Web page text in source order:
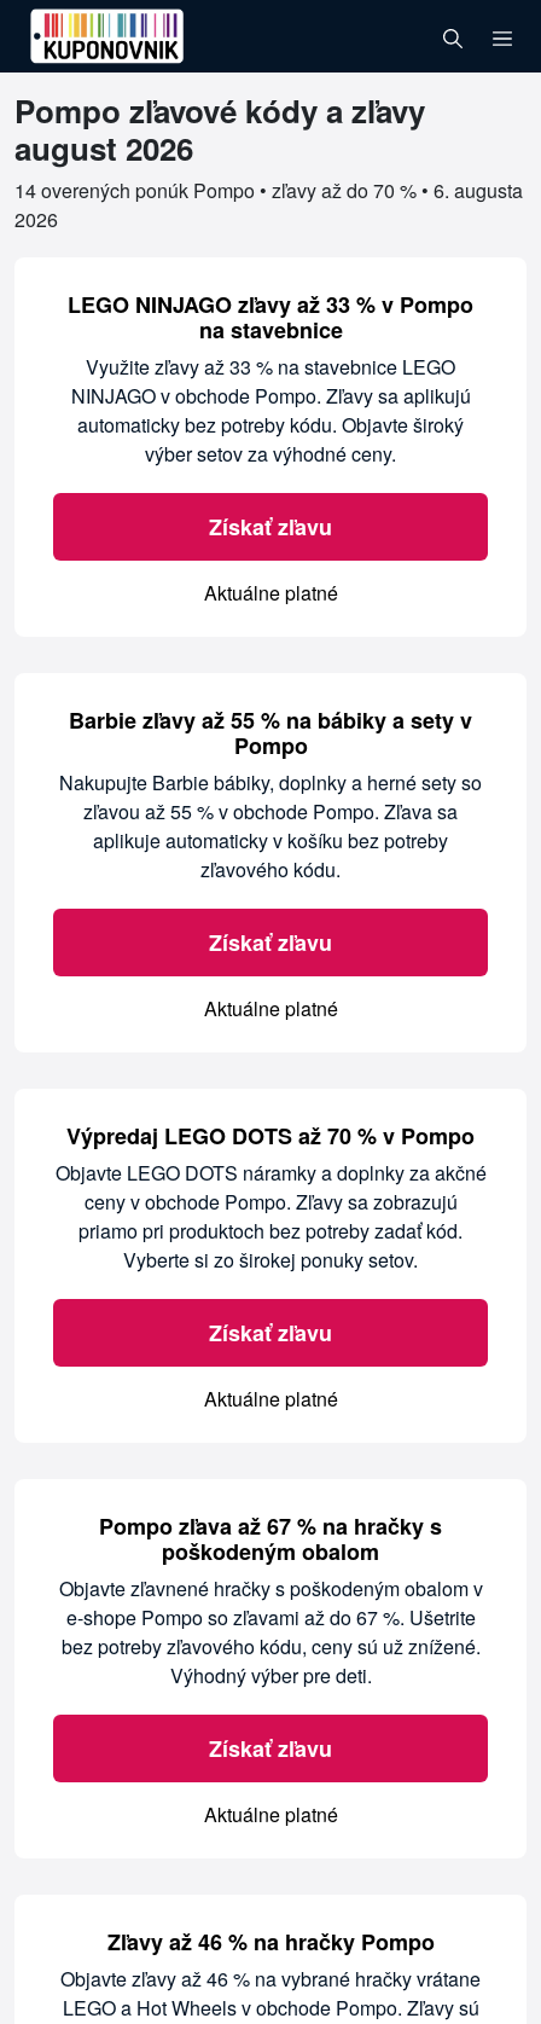
Pompo zľavové kódy a zľavy
august 2026
14 overených ponúk Pompo • zľavy až do 70 % • 6. augusta
2026
Overené kupóny pre Pompo
LEGO NINJAGO zľavy až 33 % v Pompo
na stavebnice
Využite zľavy až 33 % na stavebnice LEGO
NINJAGO v obchode Pompo. Zľavy sa aplikujú
automaticky bez potreby kódu. Objavte široký
výber setov za výhodné ceny.
Získať zľavu
Aktuálne platné
Barbie zľavy až 55 % na bábiky a sety v
Pompo
Nakupujte Barbie bábiky, doplnky a herné sety so
zľavou až 55 % v obchode Pompo. Zľava sa
aplikuje automaticky v košíku bez potreby
zľavového kódu.
Získať zľavu
Aktuálne platné
Výpredaj LEGO DOTS až 70 % v Pompo
Objavte LEGO DOTS náramky a doplnky za akčné
ceny v obchode Pompo. Zľavy sa zobrazujú
priamo pri produktoch bez potreby zadať kód.
Vyberte si zo širokej ponuky setov.
Získať zľavu
Aktuálne platné
Pompo zľava až 67 % na hračky s
poškodeným obalom
Objavte zľavnené hračky s poškodeným obalom v
e-shope Pompo so zľavami až do 67 %. Ušetrite
bez potreby zľavového kódu, ceny sú už znížené.
Výhodný výber pre deti.
Získať zľavu
Aktuálne platné
Zľavy až 46 % na hračky Pompo
Objavte zľavy až 46 % na vybrané hračky vrátane
LEGO a Hot Wheels v obchode Pompo. Zľavy sú